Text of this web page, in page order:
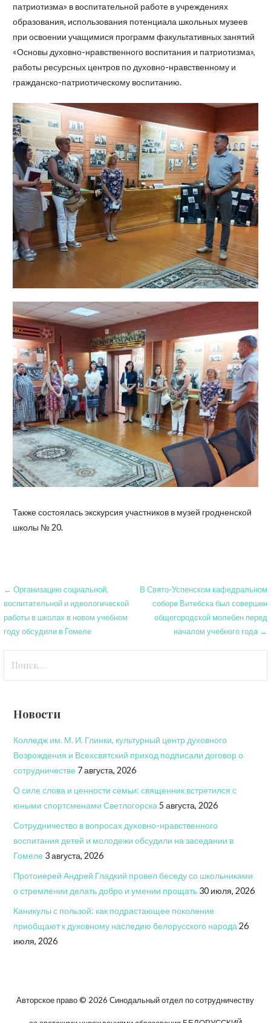
патриотизма» в воспитательной работе в учреждениях
образования, использования потенциала школьных музеев
при освоении учащимися программ факультативных занятий
«Основы духовно-нравственного воспитания и патриотизма»,
работы ресурсных центров по духовно-нравственному и
гражданско-патриотическому воспитанию.
Также состоялась экскурсия участников в музей гродненской
школы № 20.
Навигация
по
записям
← Организацию социальной,
воспитательной и идеологической
работы в школах в новом учебном
году обсудили в Гомеле
В Свято-Успенском кафедральном
соборе Витебска был совершен
общегородской молебен перед
началом учебного года →
Новости
Колледж им. М. И. Глинки, культурный центр духовного
Возрождения и Всехсвятский приход подписали договор о
сотрудничестве 7 августа, 2026
О силе слова и ценности семьи: священник встретился с
юными спортсменами Светлогорска 5 августа, 2026
Сотрудничество в вопросах духовно-нравственного
воспитания детей и молодежи обсудили на заседании в
Гомеле 3 августа, 2026
Протоиерей Андрей Гладкий провел беседу со школьниками
о стремлении делать добро и умении прощать 30 июля, 2026
Каникулы с пользой: как подрастающее поколение
приобщают к духовному наследию белорусского народа 26
июля, 2026
Авторское право © 2026 Синодальный отдел по сотрудничеству